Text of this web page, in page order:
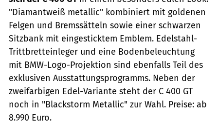
"Diamantweiß metallic" kombiniert mit goldenen
Felgen und Bremssätteln sowie einer schwarzen
Sitzbank mit eingesticktem Emblem. Edelstahl-
Trittbretteinleger und eine Bodenbeleuchtung
mit BMW-Logo-Projektion sind ebenfalls Teil des
exklusiven Ausstattungsprogramms. Neben der
zweifarbigen Edel-Variante steht der C 400 GT
noch in "Blackstorm Metallic" zur Wahl. Preise: ab
8.990 Euro.